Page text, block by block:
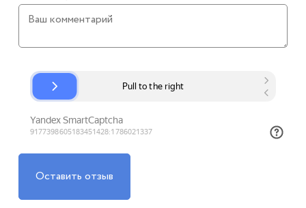
Оставить отзыв